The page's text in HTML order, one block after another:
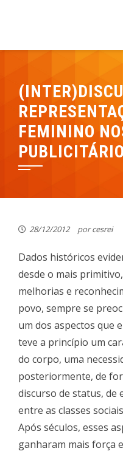
FEMININO
28/12/2012 porcesrei
Dados históricos
desde o mais
melhorias e
povo, sempre se
um dos aspectos que
teve a princípio um
do corpo, uma
posteriormente, de
discurso de status, de
entre as classes
Após séculos, esses
ganharam mais força